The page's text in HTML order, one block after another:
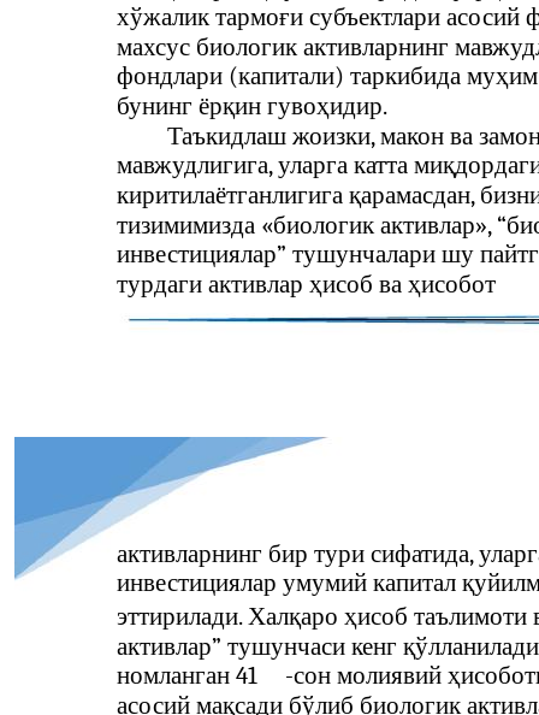
хўжалик тармоғи субъектлари асосий
махсус биологик активларнинг
фондлари (капитали) таркибида
бунинг ёрқин гувоҳидир.
Таъкидлаш жоизки, макон ва
мавжудлигига, уларга катта
киритилаётганлигига қарамасдан,
тизимимизда «биологик активлар»,
инвестициялар” тушунчалари шу
турдаги активлар ҳисоб ва ҳисобот
активларнинг бир тури сифатида,
инвестициялар умумий капитал
эттирилади. Халқаро ҳисоб таълимоти
активлар” тушунчаси кенг
номланган 41
-сон молиявий
асосий мақсади бўлиб биологик